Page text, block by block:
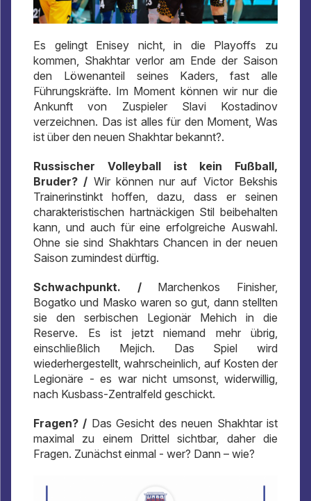
Es gelingt Enisey nicht, in die Playoffs zu
kommen, Shakhtar verlor am Ende der Saison
den Löwenanteil seines Kaders, fast alle
Führungskräfte. Im Moment können wir nur die
Ankunft von Zuspieler Slavi Kostadinov
verzeichnen. Das ist alles für den Moment, Was
ist über den neuen Shakhtar bekannt?.
Russischer Volleyball ist kein Fußball,
Bruder? / Wir können nur auf Victor Bekshis
Trainerinstinkt hoffen, dazu, dass er seinen
charakteristischen hartnäckigen Stil beibehalten
kann, und auch für eine erfolgreiche Auswahl.
Ohne sie sind Shakhtars Chancen in der neuen
Saison zumindest dürftig.
Schwachpunkt. /Marchenkos Finisher,
Bogatko und Masko waren so gut, dann stellten
sie den serbischen Legionär Mehich in die
Reserve. Es ist jetzt niemand mehr übrig,
einschließlich Mejich. Das Spiel wird
wiederhergestellt, wahrscheinlich, auf Kosten der
Legionäre - es war nicht umsonst, widerwillig,
nach Kusbass-Zentralfeld geschickt.
Fragen? / Das Gesicht des neuen Shakhtar ist
maximal zu einem Drittel sichtbar, daher die
Fragen. Zunächst einmal - wer? Dann – wie?